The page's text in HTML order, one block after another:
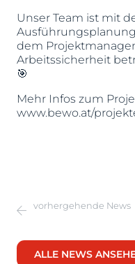
Unser Team ist mit
dem
Arbeitssicherheit
🎯
Mehr Infos zum
www.bewo.at/
vorhergehende News
ALLE NEWS